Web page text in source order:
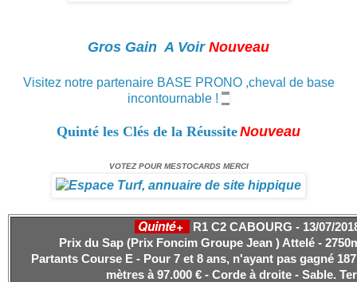
Gros Gain A Voir Nouveau
Visitez notre partenaire BASE PRONO ,cheval de base
incontournable !
Quinté les Clés de la RéussiteNouveau
VOTEZ POUR MESTOCARDS MERCI
Quinté+
R1 C2 CABOURG - 13/07/
Prix du Sap (Prix Foncim Groupe Jean ) Attelé -
Partants Course E - Pour 7 et 8 ans, n'ayant pas gagné
mètres à 97.000 € - Corde à droite - Sable.